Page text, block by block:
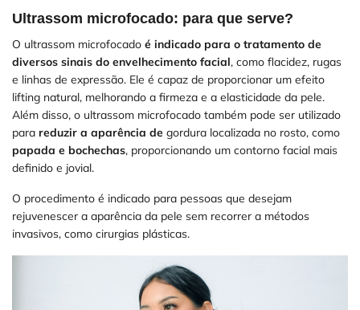
Ultrassom microfocado: para que serve?
O ultrassom microfocado é indicado para o tratamento de
diversos sinais do envelhecimento facial, como flacidez, rugas
e linhas de expressão. Ele é capaz de proporcionar um efeito
lifting natural, melhorando a firmeza e a elasticidade da pele.
Além disso, o ultrassom microfocado também pode ser utilizado
para reduzir a aparência de gordura localizada no rosto, como
papada e bochechas, proporcionando um contorno facial mais
definido e jovial.
O procedimento é indicado para pessoas que desejam
rejuvenescer a aparência da pele sem recorrer a métodos
invasivos, como cirurgias plásticas.